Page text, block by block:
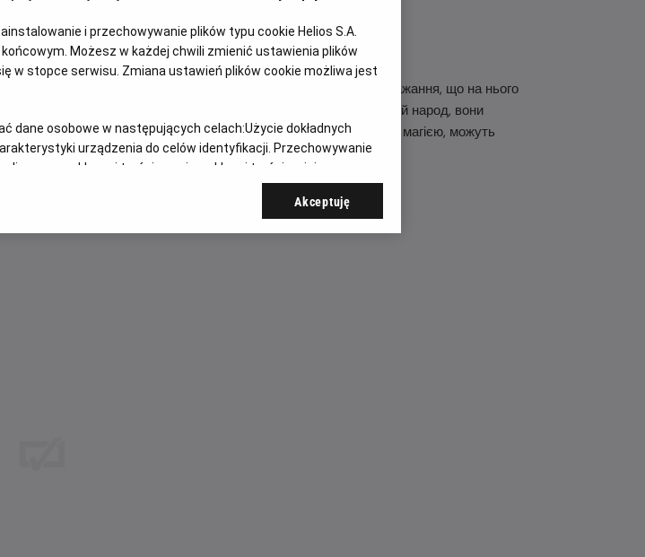
кмітливу дівчину-ідеалістку, яка загадує настільки сильне бажання, що на нього
сила - маленька кулька безмежної енергії. Щоб врятувати свій народ, вони
королю. Адже коли воля однієї сміливої людини поєднується з магією, можуть
речі...
i przechowywanie plików typu cookie Helios S.A.
Możesz w każdej chwili zmienić ustawienia plików
w stopce serwisu. Zmiana ustawień plików cookie możliwa jest
dane osobowe w następujących celach:Użycie dokładnych
urządzenia do celów identyfikacji. Przechowywanie
reklamy i treści, pomiar reklam i treści, opinie
Akceptuję